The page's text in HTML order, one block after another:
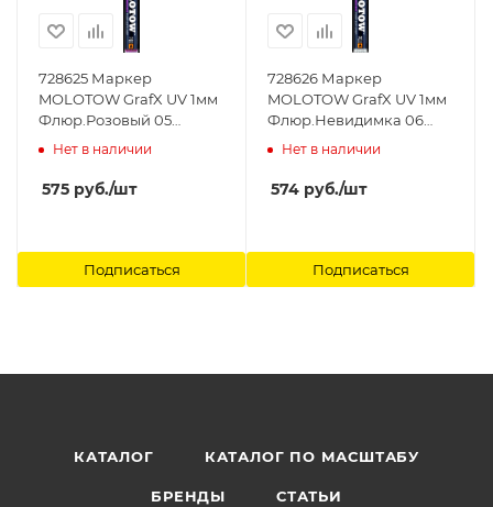
728625 Маркер
MOLOTOW GrafX UV 1мм
Флюр.Розовый 05
MOLOTOW
Нет в наличии
575 руб./шт
Подписаться
728626 Маркер
MOLOTOW GrafX UV 1мм
Флюр.Невидимка 06
MOLOTOW
Нет в наличии
574 руб./шт
Подписаться
КАТАЛОГ КАТАЛОГ ПО МАСШТАБУ
БРЕНДЫ СТАТЬИ